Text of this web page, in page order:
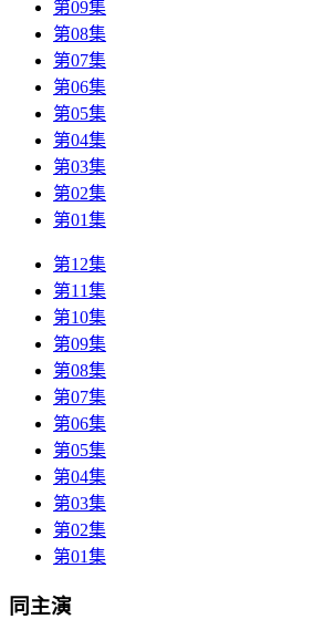
第09集
第08集
第07集
第06集
第05集
第04集
第03集
第02集
第01集
第12集
第11集
第10集
第09集
第08集
第07集
第06集
第05集
第04集
第03集
第02集
第01集
同主演